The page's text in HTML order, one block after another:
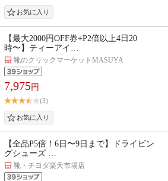
【最大2000円OFF券+P2倍以上4日20
時〜】ティーアイ…
靴のクリックマーケットMASUYA
7,975円
(3)
【全品P5倍！6日〜9日まで】ドライビン
グシューズ …
靴・チヨダ楽天市場店